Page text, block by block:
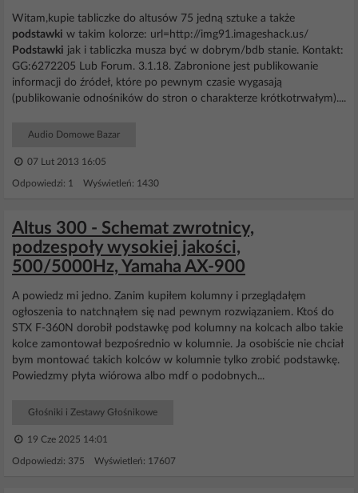
Witam,kupie tabliczke do altusów 75 jedną sztuke a także
podstawki w takim kolorze: url=http://img91.imageshack.us/
Podstawki jak i tabliczka musza być w dobrym/bdb stanie. Kontakt:
GG:6272205 Lub Forum. 3.1.18. Zabronione jest publikowanie
informacji do źródeł, które po pewnym czasie wygasają
(publikowanie odnośników do stron o charakterze krótkotrwałym)....
Audio Domowe Bazar
07 Lut 2013 16:05
Odpowiedzi: 1 Wyświetleń: 1430
Altus 300 - Schemat zwrotnicy,
podzespoły wysokiej jakości,
500/5000Hz, Yamaha AX-900
A powiedz mi jedno. Zanim kupiłem kolumny i przeglądałęm
ogłoszenia to natchnąłem się nad pewnym rozwiązaniem. Ktoś do
STX F-360N dorobił podstawkę pod kolumny na kolcach albo takie
kolce zamontował bezpośrednio w kolumnie. Ja osobiście nie chciał
bym montować takich kolców w kolumnie tylko zrobić podstawkę.
Powiedzmy płyta wiórowa albo mdf o podobnych...
Głośniki i Zestawy Głośnikowe
19 Cze 2025 14:01
Odpowiedzi: 375 Wyświetleń: 17607